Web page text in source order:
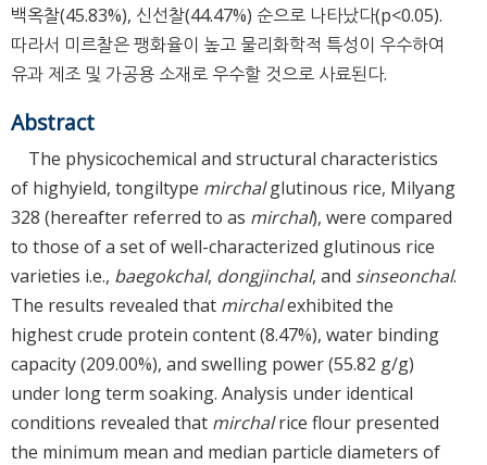
백옥찰(45.83%), 신선찰(44.47%) 순으로 나타났다(p<0.05).
따라서 미르찰은 팽화율이 높고 물리화학적 특성이 우수하여
유과 제조 및 가공용 소재로 우수할 것으로 사료된다.
Abstract
The physicochemical and structural characteristics
of high­yield, tongil­type mirchalglutinous rice, Milyang
328 (hereafter referred to as mirchal), were compared
to those of a set of well-characterized glutinous rice
varieties i.e., baegokchal, dongjinchal, and sinseonchal.
The results revealed that mirchalexhibited the
highest crude protein content (8.47%), water binding
capacity (209.00%), and swelling power (55.82 g/g)
under long term soaking. Analysis under identical
conditions revealed that mirchalrice flour presented
the minimum mean and median particle diameters of